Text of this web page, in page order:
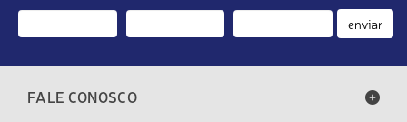
enviar
FALE CONOSCO